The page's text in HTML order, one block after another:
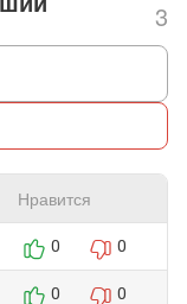
3
Нравится
0 0
0 0